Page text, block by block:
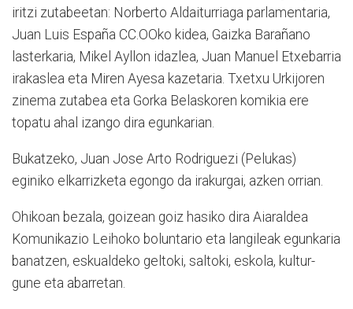
iritzi zutabeetan: Norberto Aldaiturriaga parlamentaria,
Juan Luis España CC.OOko kidea, Gaizka Barañano
lasterkaria, Mikel Ayllon idazlea, Juan Manuel Etxebarria
irakaslea eta Miren Ayesa kazetaria. Txetxu Urkijoren
zinema zutabea eta Gorka Belaskoren komikia ere
topatu ahal izango dira egunkarian.
Bukatzeko, Juan Jose Arto Rodriguezi (Pelukas)
eginiko elkarrizketa egongo da irakurgai, azken orrian.
Ohikoan bezala, goizean goiz hasiko dira Aiaraldea
Komunikazio Leihoko boluntario eta langileak egunkaria
banatzen, eskualdeko geltoki, saltoki, eskola, kultur-
gune eta abarretan.